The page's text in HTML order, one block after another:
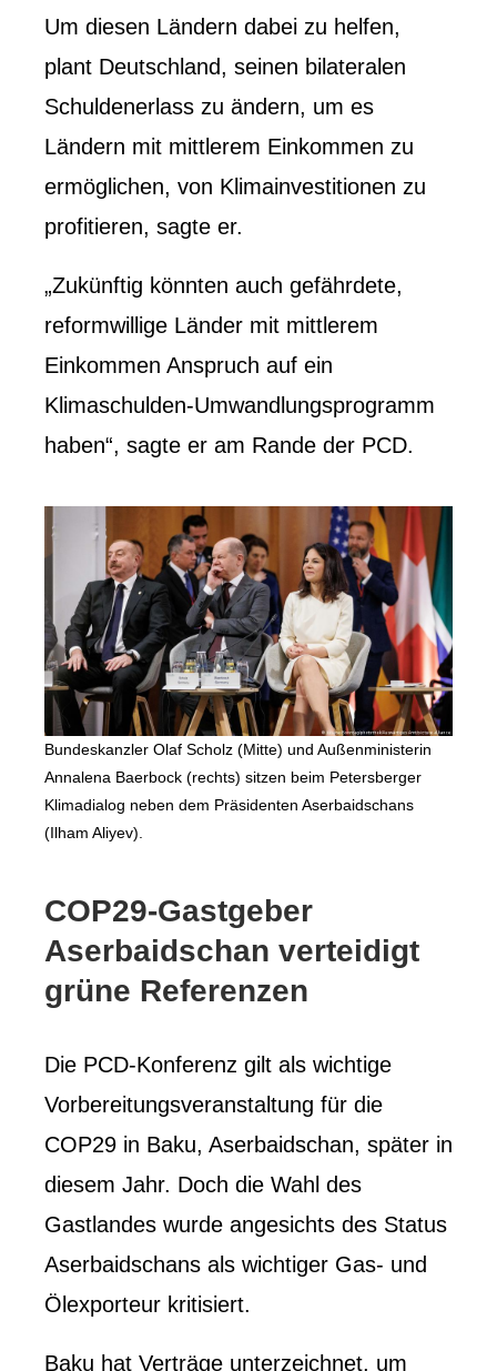
Um diesen Ländern dabei zu helfen,
plant Deutschland, seinen bilateralen
Schuldenerlass zu ändern, um es
Ländern mit mittlerem Einkommen zu
ermöglichen, von Klimainvestitionen zu
profitieren, sagte er.
„Zukünftig könnten auch gefährdete,
reformwillige Länder mit mittlerem
Einkommen Anspruch auf ein
Klimaschulden-Umwandlungsprogramm
haben“, sagte er am Rande der PCD.
Bundeskanzler Olaf Scholz (Mitte) und Außenministerin
Annalena Baerbock (rechts) sitzen beim Petersberger
Klimadialog neben dem Präsidenten Aserbaidschans
(Ilham Aliyev).
COP29-Gastgeber
Aserbaidschan verteidigt
grüne Referenzen
Die PCD-Konferenz gilt als wichtige
Vorbereitungsveranstaltung für die
COP29 in Baku, Aserbaidschan, später in
diesem Jahr. Doch die Wahl des
Gastlandes wurde angesichts des Status
Aserbaidschans als wichtiger Gas- und
Ölexporteur kritisiert.
Baku hat Verträge unterzeichnet, um